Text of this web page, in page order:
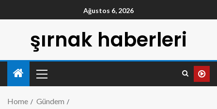
Ağustos 6, 2026
şırnak haberleri
Home
Gündem